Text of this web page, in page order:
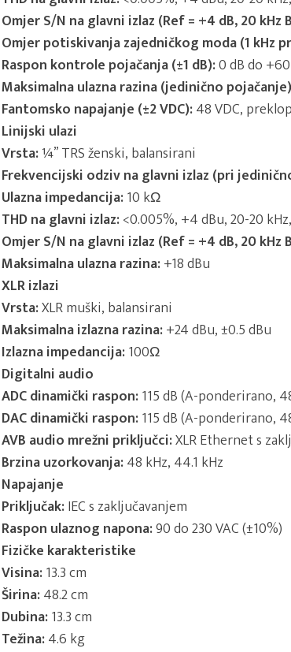
Omjer S/N na glavni izlaz (Ref = +4 dB, 20
Omjer potiskivanja zajedničkog moda (1 kHz
Raspon kontrole pojačanja (±1 dB):0 dB do
Maksimalna ulazna razina (jedinično
Fantomsko napajanje (±2 VDC):48 VDC,
Linijski ulazi
Vrsta:¼” TRS ženski, balansirani
Frekvencijski odziv na glavni izlaz (pri
Ulazna impedancija:10 kΩ
THD na glavni izlaz:<0.005%, +4 dBu, 20-20
Omjer S/N na glavni izlaz (Ref = +4 dB, 20
Maksimalna ulazna razina:+18 dBu
XLR izlazi
Vrsta:XLR muški, balansirani
Maksimalna izlazna razina:+24 dBu, ±0.5 dBu
Izlazna impedancija:100Ω
Digitalni audio
ADC dinamički raspon:115 dB (A-ponderirano,
DAC dinamički raspon:115 dB (A-ponderirano,
AVB audio mrežni priključci:XLR Ethernet s
Brzina uzorkovanja:48 kHz, 44.1 kHz
Napajanje
Priključak:IEC s zaključavanjem
Raspon ulaznog napona:90 do 230 VAC (±10%)
Fizičke karakteristike
Visina:13.3 cm
Širina:48.2 cm
Dubina:13.3 cm
Težina:4.6 kg